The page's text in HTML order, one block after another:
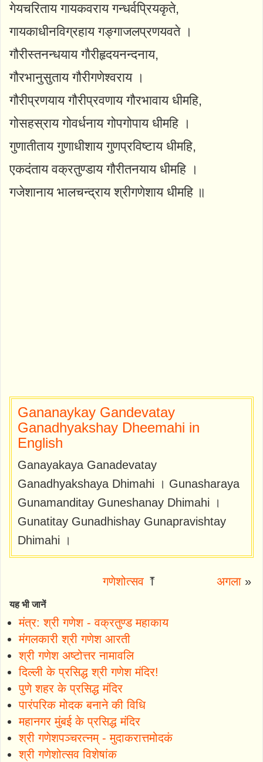
गेयचरिताय गायकवराय गन्धर्वप्रियकृते,
गायकाधीनविग्रहाय गङ्गाजलप्रणयवते ।
गौरीस्तनन्धयाय गौरीहृदयनन्दनाय,
गौरभानुसुताय गौरीगणेश्वराय ।
गौरीप्रणयाय गौरीप्रवणाय गौरभावाय धीमहि,
गोसहस्राय गोवर्धनाय गोपगोपाय धीमहि ।
गुणातीताय गुणाधीशाय गुणप्रविष्टाय धीमहि,
एकदंताय वक्रतुण्डाय गौरीतनयाय धीमहि ।
गजेशानाय भालचन्द्राय श्रीगणेशाय धीमहि ॥
Gananaykay Gandevatay
Ganadhyakshay Dheemahi in
English
Ganayakaya Ganadevatay
Ganadhyakshaya Dhimahi । Gunasharaya
Gunamanditay Guneshanay Dhimahi ।
Gunatitay Gunadhishay Gunapravishtay
Dhimahi ।
गणेशोत्सव ⤒ अगला»
यह भी जानें
मंत्र: श्री गणेश - वक्रतुण्ड महाकाय
मंगलकारी श्री गणेश आरती
श्री गणेश अष्टोत्तर नामावलि
दिल्ली के प्रसिद्ध श्री गणेश मंदिर!
पुणे शहर के प्रसिद्ध मंदिर
पारंपरिक मोदक बनाने की विधि
महानगर मुंबई के प्रसिद्ध मंदिर
श्री गणेशपञ्चरत्नम् - मुदाकरात्तमोदकं
श्री गणेशोत्सव विशेषांक